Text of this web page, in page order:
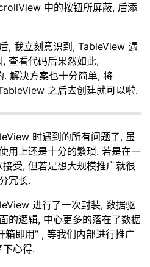
中的按钮所屏蔽, 后添
, 我立刻意识到, TableView 遇
查看代码后果然如此,
解决方案也十分简单, 将
之后去创建就可以啦.
时遇到的所有问题了, 虽
用上还是十分的繁琐. 若是在一
受, 但若是想大规模推广就很
冗长.
进行了一次封装, 数据驱
的逻辑, 中心更多的落在了数据
箱即用” , 等我们内部进行推广
心得.